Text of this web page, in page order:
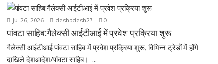
Jul 26, 2026 deshadesh27 0
पांवटा साहिब:गैलेक्सी आईटीआई में प्रवेश प्रक्रिया शुरू
गैलेक्सी आईटीआई पांवटा साहिब में प्रवेश प्रक्रिया शुरू, विभिन्न ट्रेडों में होंगे
दाखिले देशआदेश/पांवटा साहिब। ...